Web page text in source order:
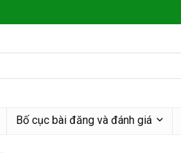
Bố cục bài đăng và đánh giá